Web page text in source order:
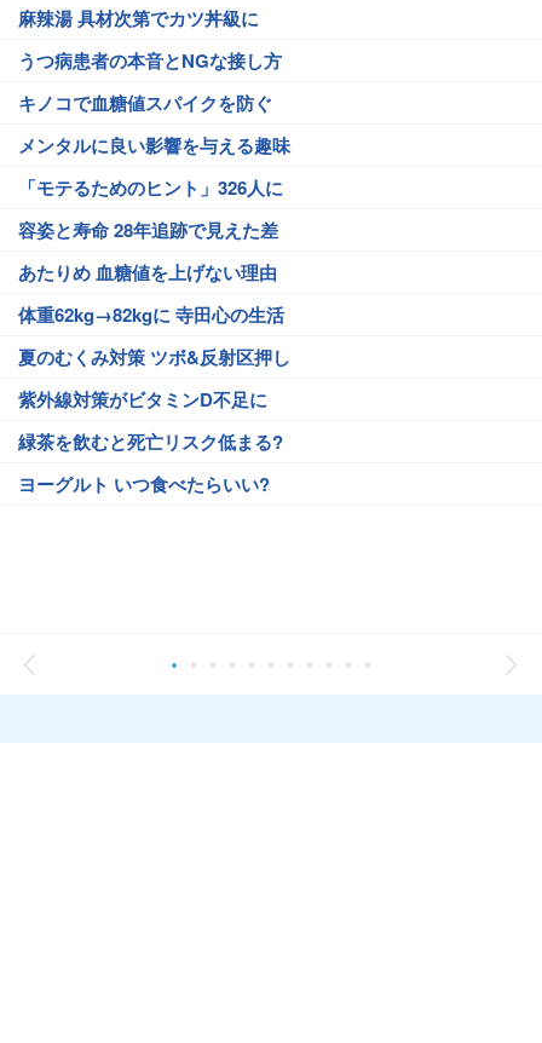
麻辣湯 具材次第でカツ丼級に
うつ病患者の本音とNGな接し方
キノコで血糖値スパイクを防ぐ
メンタルに良い影響を与える趣味
「モテるためのヒント」326人に
容姿と寿命 28年追跡で見えた差
あたりめ 血糖値を上げない理由
体重62kg→82kgに 寺田心の生活
夏のむくみ対策 ツボ&反射区押し
紫外線対策がビタミンD不足に
緑茶を飲むと死亡リスク低まる?
ヨーグルト いつ食べたらいい?